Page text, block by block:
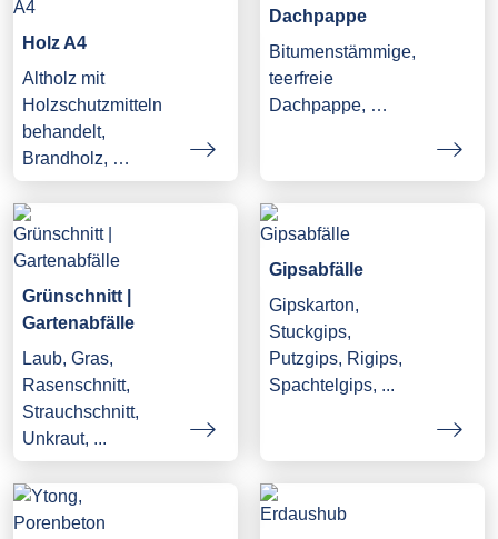
Holz A4
Altholz mit
Holzschutzmitteln
behandelt,
Brandholz, …
Dachpappe
Bitumenstämmige,
teerfreie
Dachpappe, …
Grünschnitt |
Gartenabfälle
Laub, Gras,
Rasenschnitt,
Strauchschnitt,
Unkraut, ...
Gipsabfälle
Gipskarton,
Stuckgips,
Putzgips, Rigips,
Spachtelgips, ...